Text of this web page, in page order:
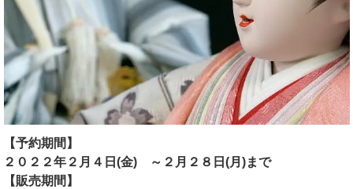
【予約期間】
２０２２年２月４日(金) ～２月２８日(月)まで
【販売期間】